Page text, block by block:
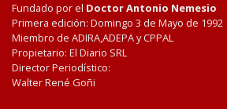
Fundado por el Doctor Antonio Nemesio
Primera edición: Domingo 3 de Mayo de 1992
Miembro de ADIRA,ADEPA y CPPAL
Propietario: El Diario SRL
Director Periodístico:
Walter René Goñi